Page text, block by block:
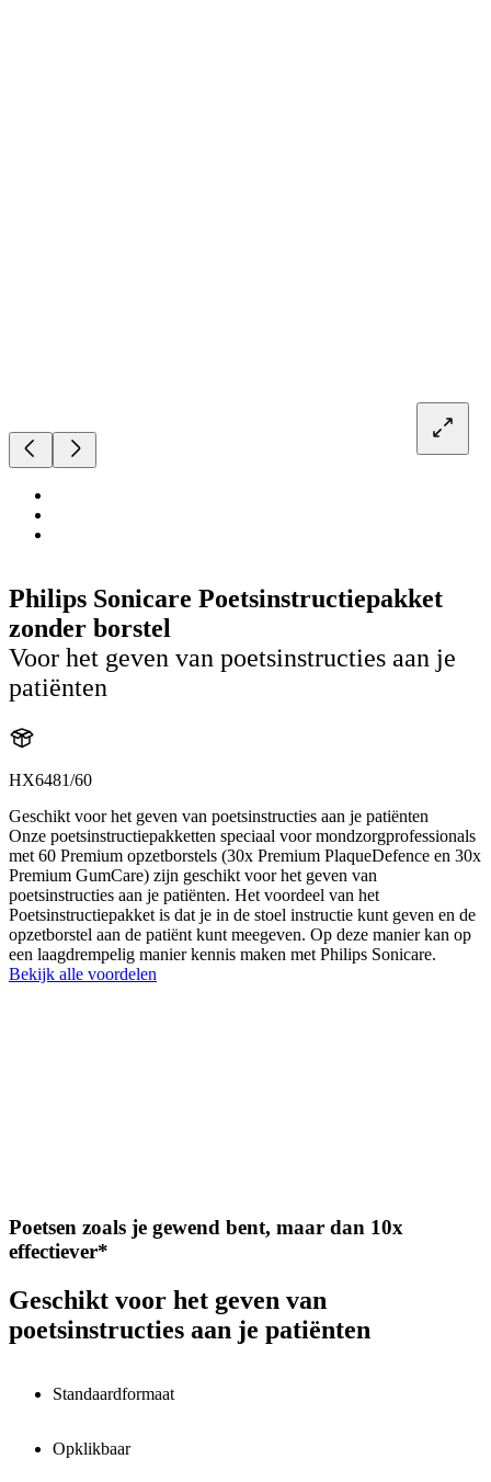
Philips Sonicare Poetsinstructiepakket
zonder borstel
Voor het geven van poetsinstructies aan je
patiënten
HX6481/60
Geschikt voor het geven van poetsinstructies aan je patiënten
Onze poetsinstructiepakketten speciaal voor mondzorgprofessionals
met 60 Premium opzetborstels (30x Premium PlaqueDefence en 30x
Premium GumCare) zijn geschikt voor het geven van
poetsinstructies aan je patiënten. Het voordeel van het
Poetsinstructiepakket is dat je in de stoel instructie kunt geven en de
opzetborstel aan de patiënt kunt meegeven. Op deze manier kan op
een laagdrempelig manier kennis maken met Philips Sonicare.
Bekijk alle voordelen
Poetsen zoals je gewend bent, maar dan 10x
effectiever*
Geschikt voor het geven van
poetsinstructies aan je patiënten
Standaardformaat
Opklikbaar